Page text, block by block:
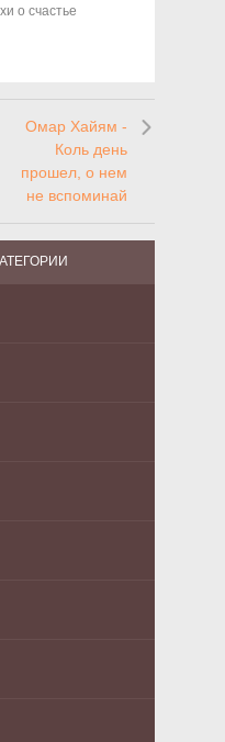
о счастье
Омар Хайям -
Коль день
прошел, о нем
не вспоминай